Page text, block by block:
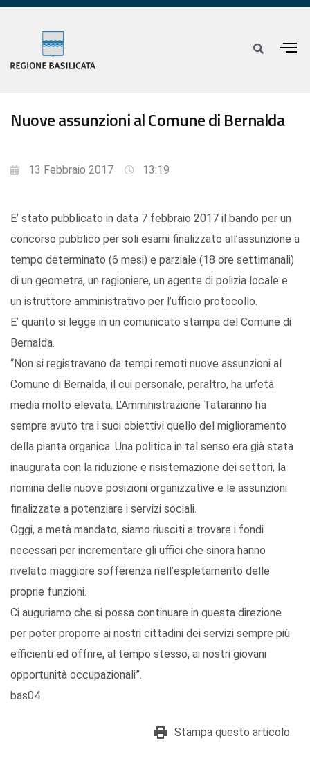
Nuove assunzioni al Comune di Bernalda
13 Febbraio 2017 13:19
E’ stato pubblicato in data 7 febbraio 2017 il bando per un
concorso pubblico per soli esami finalizzato all’assunzione a
tempo determinato (6 mesi) e parziale (18 ore settimanali)
di un geometra, un ragioniere, un agente di polizia locale e
un istruttore amministrativo per l’ufficio protocollo.
E’ quanto si legge in un comunicato stampa del Comune di
Bernalda.
“Non si registravano da tempi remoti nuove assunzioni al
Comune di Bernalda, il cui personale, peraltro, ha un’età
media molto elevata. L’Amministrazione Tataranno ha
sempre avuto tra i suoi obiettivi quello del miglioramento
della pianta organica. Una politica in tal senso era già stata
inaugurata con la riduzione e risistemazione dei settori, la
nomina delle nuove posizioni organizzative e le assunzioni
finalizzate a potenziare i servizi sociali.
Oggi, a metà mandato, siamo riusciti a trovare i fondi
necessari per incrementare gli uffici che sinora hanno
rivelato maggiore sofferenza nell’espletamento delle
proprie funzioni.
Ci auguriamo che si possa continuare in questa direzione
per poter proporre ai nostri cittadini dei servizi sempre più
efficienti ed offrire, al tempo stesso, ai nostri giovani
opportunità occupazionali”.
bas04
Stampa questo articolo